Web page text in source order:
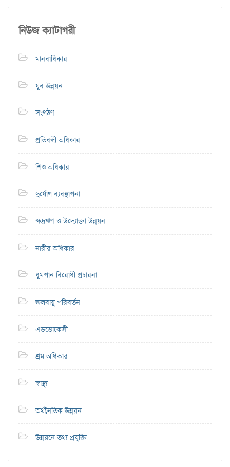
নিউজ ক্যাটাগরী
মানবাধিকার
যুব উন্নয়ন
সংগঠণ
প্রতিবন্ধী অধিকার
শিশু অধিকার
দুর্যোগ ব্যবস্থাপনা
ক্ষদ্রঋণ ও উদ্যোক্তা উন্নয়ন
নারীর অধিকার
ধুমপান বিরোধী প্রচারনা
জলবায়ু পরিবর্তন
এডভোকেসী
শ্রম অধিকার
স্বাস্থ্য
অর্থনৈতিক উন্নয়ন
উন্নয়নে তথ্য প্রযুক্তি